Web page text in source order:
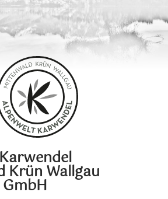
Krün Wallgau